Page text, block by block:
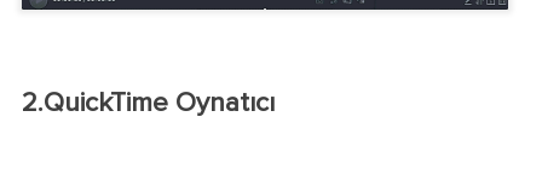
2.QuickTime Oynatıcı